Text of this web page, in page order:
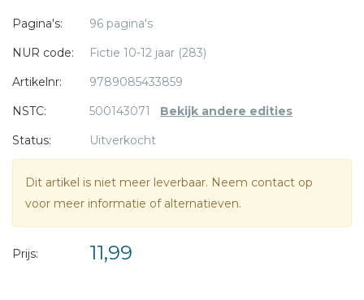
Pagina's:
96 pagina's
NUR code:
Fictie 10-12 jaar (283)
Artikelnr:
9789085433859
NSTC:
500143071 Bekijk andere edities
Status:
Uitverkocht
Dit artikel is niet meer leverbaar. Neem contact op
voor meer informatie of alternatieven.
Prijs: 11,99